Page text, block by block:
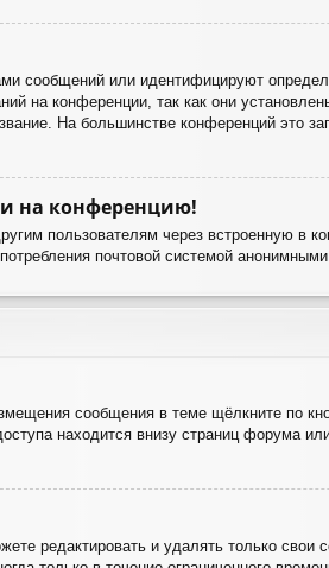
сообщений или идентифицируют
на конференции, так как они
На большинстве конференций это
на конференцию!
пользователям через встроенную в
почтовой системой
сообщения в теме щёлкните по
находится внизу страниц форума
редактировать и удалять только